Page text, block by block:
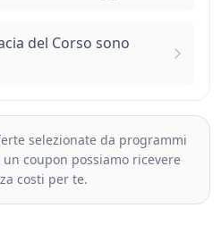
del Corso sono
selezionate da programmi
coupon possiamo ricevere
costi per te.